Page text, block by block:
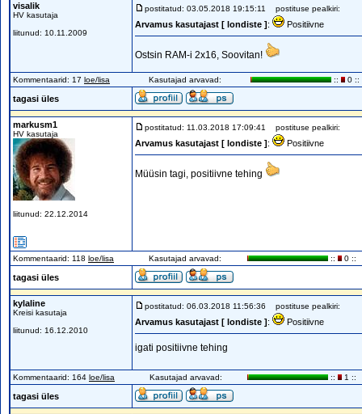
visalik
HV kasutaja
liitunud: 10.11.2009
postitatud: 03.05.2018 19:15:11 postituse pealkiri:
Arvamus kasutajast [ londiste ]: Positiivne
Ostsin RAM-i 2x16, Soovitan!
Kommentaarid: 17 loe/lisa Kasutajad arvavad: :: 0 ::
tagasi üles
markusm1
HV kasutaja
liitunud: 22.12.2014
postitatud: 11.03.2018 17:09:41 postituse pealkiri:
Arvamus kasutajast [ londiste ]: Positiivne
Müüsin tagi, positiivne tehing
Kommentaarid: 118 loe/lisa Kasutajad arvavad: :: 0 ::
tagasi üles
kylaline
Kreisi kasutaja
liitunud: 16.12.2010
postitatud: 06.03.2018 11:56:36 postituse pealkiri:
Arvamus kasutajast [ londiste ]: Positiivne
igati positiivne tehing
Kommentaarid: 164 loe/lisa Kasutajad arvavad: :: 1 ::
tagasi üles